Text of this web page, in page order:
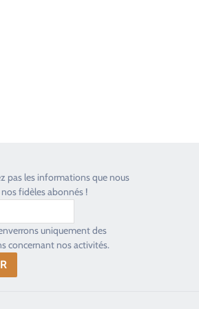
pas les informations que nous
nos fidèles abonnés !
uniquement des
concernant nos activités.